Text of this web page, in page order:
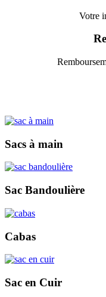
Votre
Sacs à main
Sac Bandoulière
Cabas
Sac en Cuir